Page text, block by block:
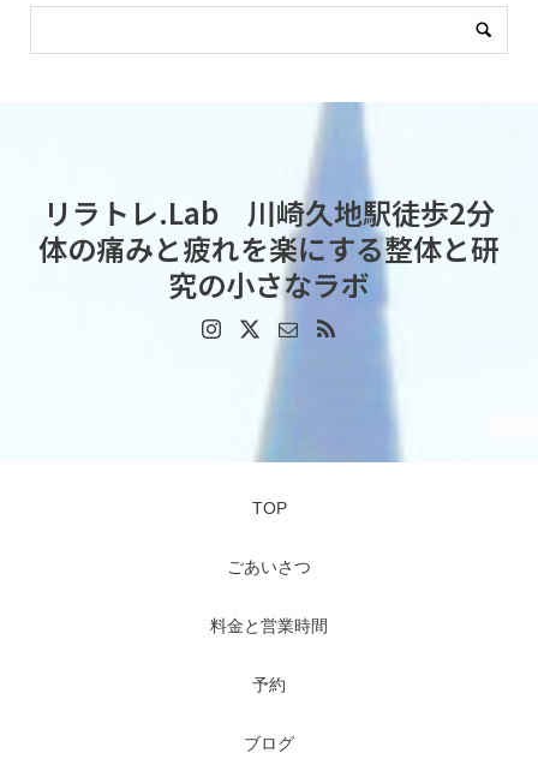
リラトレ.Lab 川崎久地駅徒歩2分
体の痛みと疲れを楽にする整体と研
究の小さなラボ
TOP
ごあいさつ
料金と営業時間
予約
ブログ